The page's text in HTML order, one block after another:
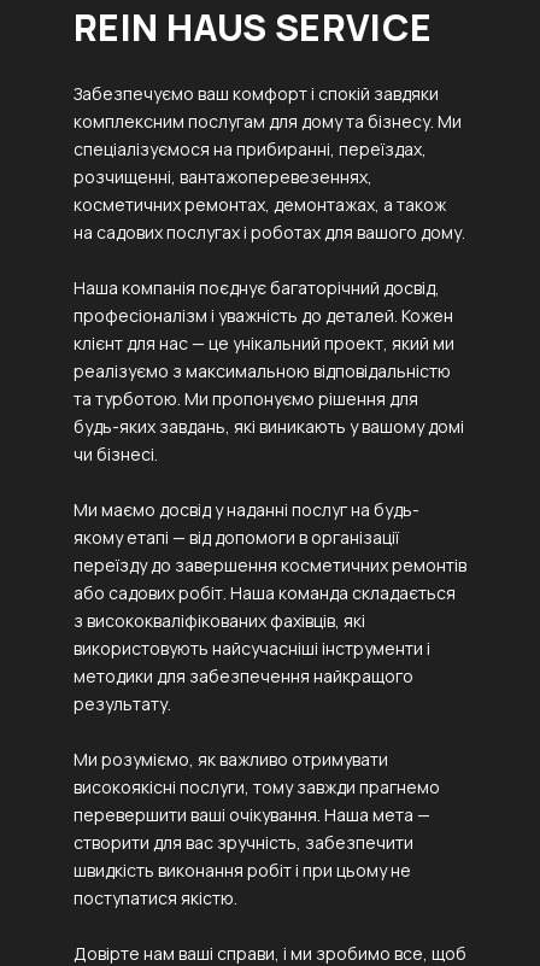
REIN HAUS SERVICE
Забезпечуємо ваш комфорт і спокій завдяки
комплексним послугам для дому та бізнесу. Ми
спеціалізуємося на прибиранні, переїздах,
розчищенні, вантажоперевезеннях,
косметичних ремонтах, демонтажах, а також
на садових послугах і роботах для вашого дому.
Наша компанія поєднує багаторічний досвід,
професіоналізм і уважність до деталей. Кожен
клієнт для нас — це унікальний проект, який ми
реалізуємо з максимальною відповідальністю
та турботою. Ми пропонуємо рішення для
будь-яких завдань, які виникають у вашому домі
чи бізнесі.
Ми маємо досвід у наданні послуг на будь-
якому етапі — від допомоги в організації
переїзду до завершення косметичних ремонтів
або садових робіт. Наша команда складається
з висококваліфікованих фахівців, які
використовують найсучасніші інструменти і
методики для забезпечення найкращого
результату.
Ми розуміємо, як важливо отримувати
високоякісні послуги, тому завжди прагнемо
перевершити ваші очікування. Наша мета —
створити для вас зручність, забезпечити
швидкість виконання робіт і при цьому не
поступатися якістю.
Довірте нам ваші справи, і ми зробимо все, щоб